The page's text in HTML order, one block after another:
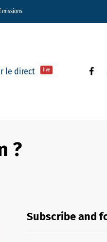
Émissions
le direct live
?
Subscribe and